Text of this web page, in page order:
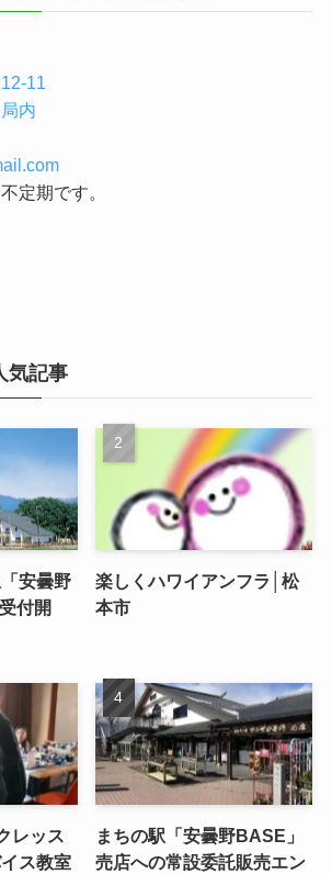
11
内
定期です。
気記事
安曇野
付開
楽しくハワイアンフラ│松
本市
レッス
ス教室
まちの駅「安曇野BASE」
売店への常設委託販売エン